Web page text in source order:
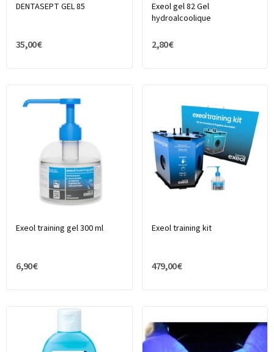
DENTASEPT GEL 85
35,00 €
Exeol gel 82 Gel
hydroalcoolique
2,80 €
Exeol training gel 300 ml
6,90 €
Exeol training kit
479,00 €